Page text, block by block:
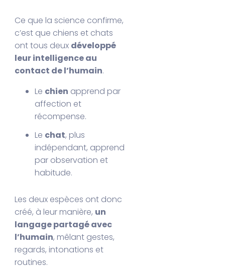
Ce que la science confirme,
c’est que chiens et chats
ont tous deux développé
leur intelligence au
contact de l’humain.
Le chien apprend par
affection et
récompense.
Le chat, plus
indépendant, apprend
par observation et
habitude.
Les deux espèces ont donc
créé, à leur manière, un
langage partagé avec
l’humain, mêlant gestes,
regards, intonations et
routines.